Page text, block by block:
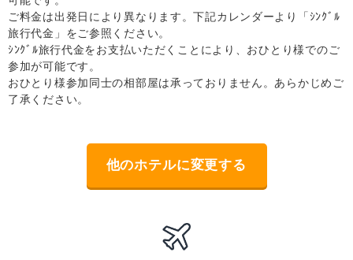
ご料金は出発日により異なります。下記カレンダーより「ｼﾝｸﾞﾙ
旅行代金」をご参照ください。
ｼﾝｸﾞﾙ旅行代金をお支払いただくことにより、おひとり様でのご
参加が可能です。
おひとり様参加同士の相部屋は承っておりません。あらかじめご
了承ください。
他のホテルに変更する